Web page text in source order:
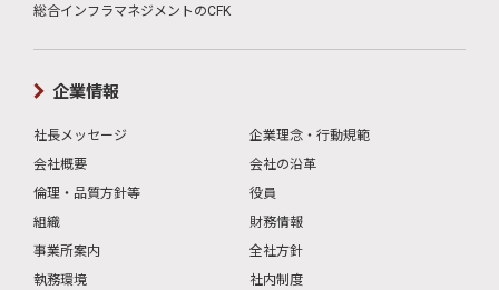
総合インフラマネジメントのCFK
企業情報
社長メッセージ
企業理念・行動規範
会社概要
会社の沿革
倫理・品質方針等
役員
組織
財務情報
事業所案内
全社方針
執務環境
社内制度